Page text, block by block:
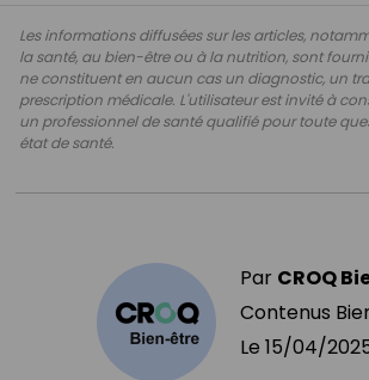
Les informations diffusées sur les articles,
la santé, au bien-être ou à la nutrition, sont
ne constituent en aucun cas un diagnostic, un
prescription médicale. L'utilisateur est invité à
un professionnel de santé qualifié pour toute
état de santé.
Par CROQ
Contenus
Le 15/04/